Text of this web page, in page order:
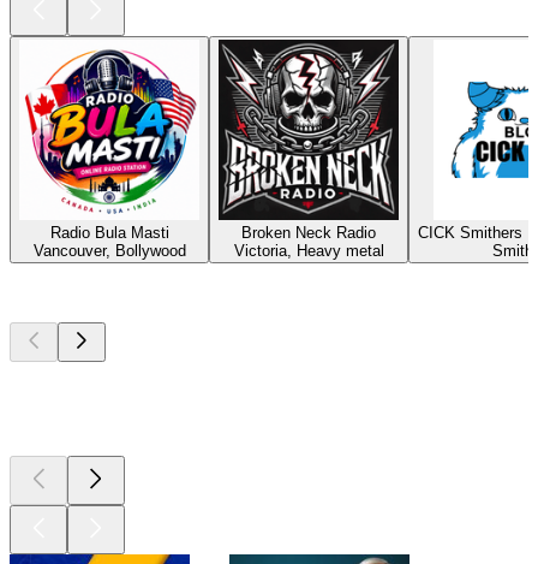
Radio Bula Masti
Vancouver, Bollywood
Broken Neck Radio
Victoria, Heavy metal
CICK Smithers